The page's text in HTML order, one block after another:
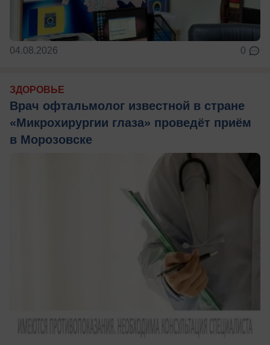
04.08.2026 0
ЗДОРОВЬЕ
Врач офтальмолог известной в стране
«Микрохирургии глаза» проведёт приём
в Морозовске